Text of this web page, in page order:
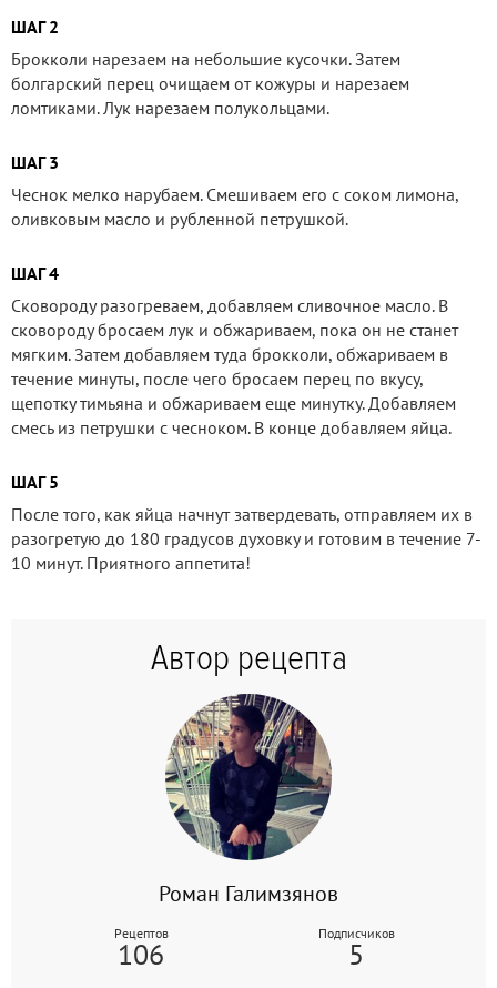
ШАГ 2
Брокколи нарезаем на небольшие кусочки. Затем
болгарский перец очищаем от кожуры и нарезаем
ломтиками. Лук нарезаем полукольцами.
ШАГ 3
Чеснок мелко нарубаем. Смешиваем его с соком лимона,
оливковым масло и рубленной петрушкой.
ШАГ 4
Сковороду разогреваем, добавляем сливочное масло. В
сковороду бросаем лук и обжариваем, пока он не станет
мягким. Затем добавляем туда брокколи, обжариваем в
течение минуты, после чего бросаем перец по вкусу,
щепотку тимьяна и обжариваем еще минутку. Добавляем
смесь из петрушки с чесноком. В конце добавляем яйца.
ШАГ 5
После того, как яйца начнут затвердевать, отправляем их в
разогретую до 180 градусов духовку и готовим в течение 7-
10 минут. Приятного аппетита!
Автор рецепта
Роман Галимзянов
Рецептов
106
Подписчиков
5